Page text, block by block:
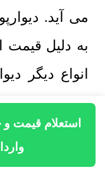
استعلام قیمت
می آید.
به دلیل قیمت
انواع دیگر
پرفروش
فومی میتوان
استفاده کرد